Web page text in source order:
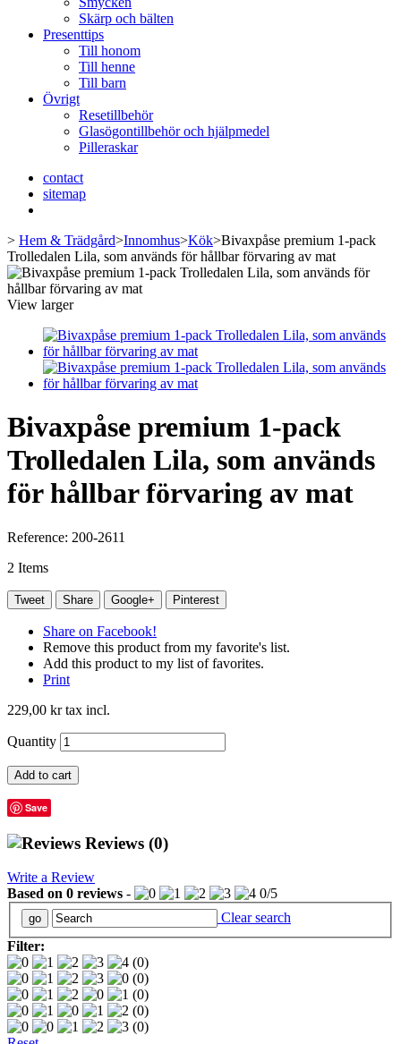
Skärp och bälten
Presenttips
Till honom
Till henne
Till barn
Övrigt
Resetillbehör
Glasögontillbehör och hjälpmedel
Pilleraskar
contact
sitemap
> Hem & Trädgård>Innomhus>Kök>Bivaxpåse premium 1-pack
Trolledalen Lila, som används för hållbar förvaring av mat
View larger
Bivaxpåse premium 1-pack
Trolledalen Lila, som används
för hållbar förvaring av mat
Reference: 200-2611
2 Items
Tweet Share Google+ Pinterest
Share on Facebook!
Remove this product from my favorite's list.
Add this product to my list of favorites.
Print
229,00 krtax incl.
Quantity
Add to cart
Save
Reviews (0)
Write a Review
Based on 0 reviews - 0/5
Clear search
Filter:
(0)
(0)
(0)
(0)
(0)